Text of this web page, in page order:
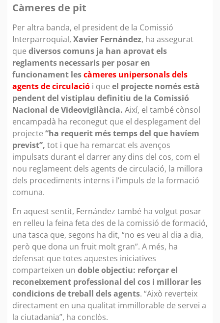
Càmeres de pit
Per altra banda, el president de la Comissió
Interparroquial, Xavier Fernández, ha assegurat
que diversos comuns ja han aprovat els
reglaments necessaris per posar en
funcionament lescàmeres unipersonals dels
agents de circulació i que el projecte només està
pendent del vistiplau definitiu de la Comissió
Nacional de Videovigilància. Així, el també cònsol
encampadà ha reconegut que el desplegament del
projecte “ha requerit més temps del que havíem
previst”, tot i que ha remarcat els avenços
impulsats durant el darrer any dins del cos, com el
nou reglameent dels agents de circulació, la millora
dels procediments interns i l’impuls de la formació
comuna.
En aquest sentit, Fernández també ha volgut posar
en relleu la feina feta des de la comissió de formació,
una tasca que, segons ha dit, “no es veu al dia a dia,
però que dona un fruit molt gran”. A més, ha
defensat que totes aquestes iniciatives
comparteixen un doble objectiu: reforçar el
reconeixement professional del cos i millorar les
condicions de treball dels agents. “Això reverteix
directament en una qualitat immillorable de servei a
la ciutadania”, ha conclòs.